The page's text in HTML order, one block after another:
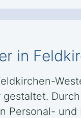
in
Personal-